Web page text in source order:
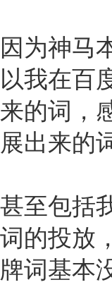
因为神马
以我在百
来的词，
展出来的
甚至包括
词的投放
牌词基本